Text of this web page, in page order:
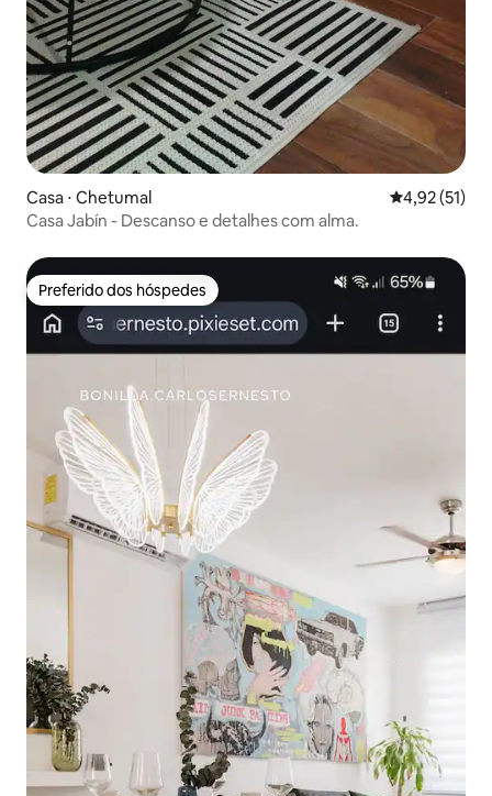
Casa ⋅ Chetumal 4,92 de uma
4,92 (51)
Casa Jabín - Descanso e detalhes com alma.
Preferido dos hóspedes
Preferido dos hóspedes